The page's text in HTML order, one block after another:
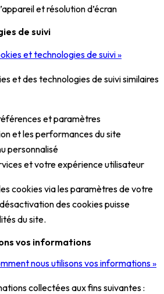
et résolution d’écran
de suivi
et technologies de suivi »
et des technologies de suivi similaires
et paramètres
et les performances du site
personnalisé
et votre expérience utilisateur
cookies via les paramètres de votre
des cookies puisse
du site.
vos informations
nous utilisons vos informations »
collectées aux fins suivantes :